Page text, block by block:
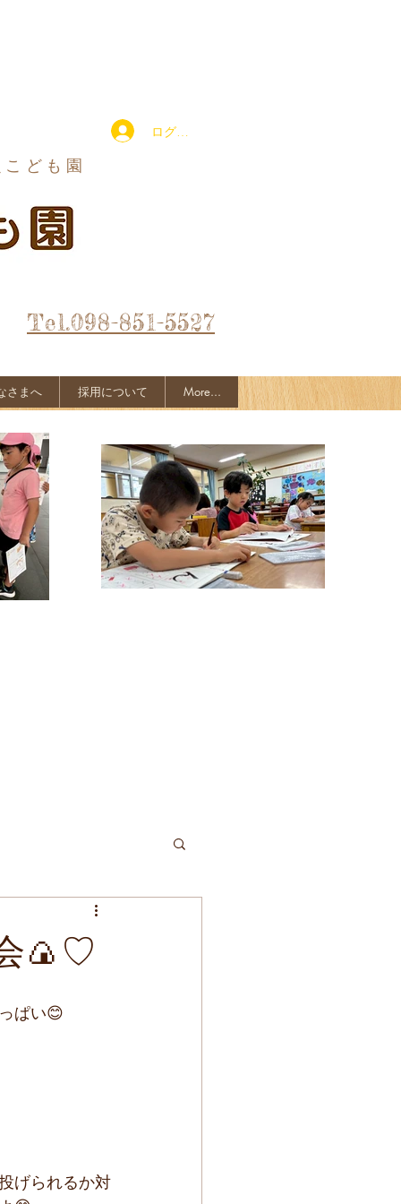
ログイン
ども園
Tel.098-851-5527
さまへ 採用について More...
🍙♡
ぱい😊
げられるか対